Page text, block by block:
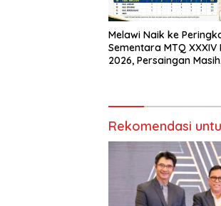
Melawi Naik ke
Sementara MTQ
2026, Persaingan Masih
Rekomendasi